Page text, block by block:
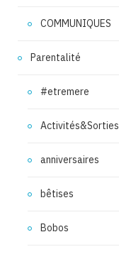
COMMUNIQUES
Parentalité
#etremere
Activités&Sorties
anniversaires
bêtises
Bobos